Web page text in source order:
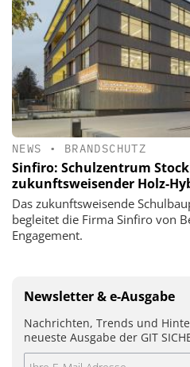
NEWS • BRANDSCHUTZ
Sinfiro: Schulzentrum
zukunftsweisender Holz-
Das zukunftsweisende
begleitet die Firma Sinfiro von
Engagement.
Newsletter & e-Ausgabe
Nachrichten, Trends und
neueste Ausgabe der GIT